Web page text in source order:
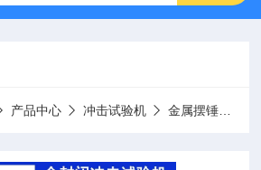
产品中心 冲击试验机 金属摆锤冲击试验机